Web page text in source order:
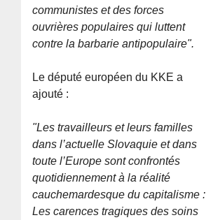
communistes et des forces
ouvrières populaires qui luttent
contre la barbarie antipopulaire".
Le député européen du KKE a
ajouté :
"Les travailleurs et leurs familles
dans l’actuelle Slovaquie et dans
toute l’Europe sont confrontés
quotidiennement à la réalité
cauchemardesque du capitalisme :
Les carences tragiques des soins